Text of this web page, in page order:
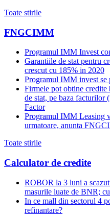
Toate stirile
FNGCIMM
Programul IMM Invest
Garantiile de stat pentru
crescut cu 185% in 2020
Programul IMM invest se
Firmele pot obtine credite
de stat, pe baza
Factor
Programul IMM Leasing
urmatoare, anunta
Toate stirile
Calculator de credite
ROBOR la 3 luni a
masurile luate de BNR;
In ce mall din sectorul 4
refinantare?